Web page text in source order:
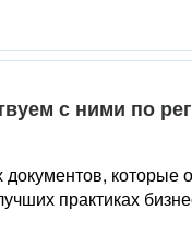
с ними по
которые
практиках